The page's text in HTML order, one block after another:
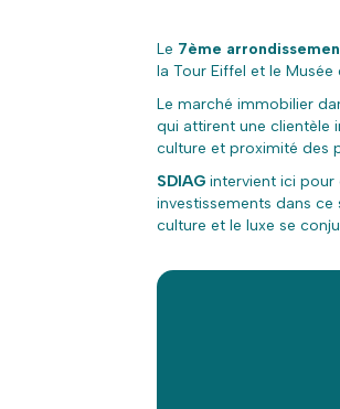
Le 7ème arrondissemen
la Tour Eiffel et le
Le marché immobilier
qui attirent une clientèle
culture et proximité des
SDIAG intervient ici pour
investissements dans ce
culture et le luxe se